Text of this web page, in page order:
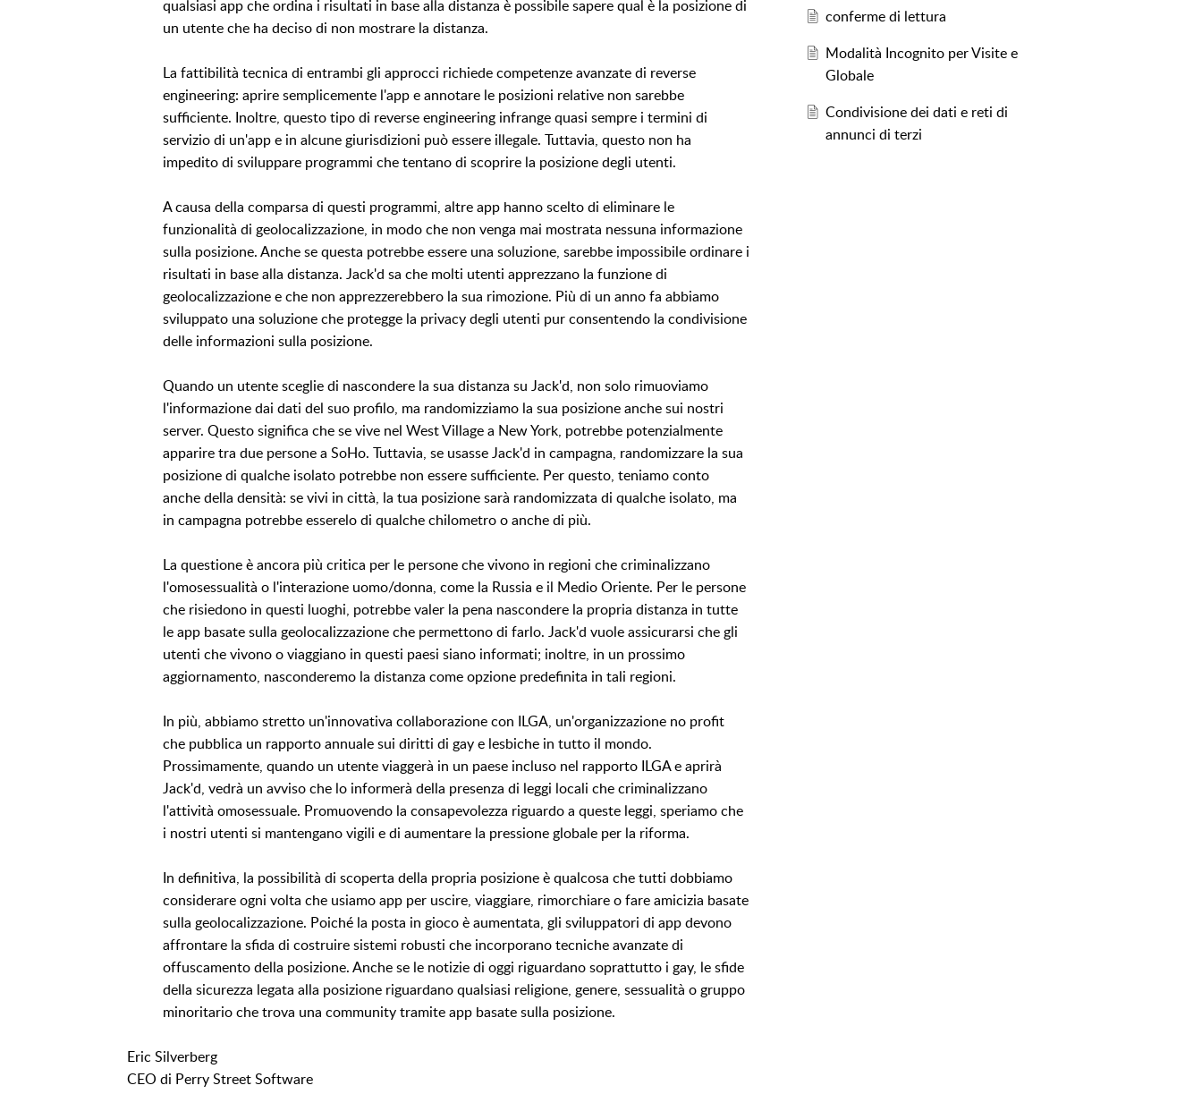
qualsiasi app che ordina i risultati in base alla distanza è possibile sapere qual è la posizione di
un utente che ha deciso di non mostrare la distanza.
La fattibilità tecnica di entrambi gli approcci richiede competenze avanzate di reverse
engineering: aprire semplicemente l'app e annotare le posizioni relative non sarebbe
sufficiente. Inoltre, questo tipo di reverse engineering infrange quasi sempre i termini di
servizio di un'app e in alcune giurisdizioni può essere illegale. Tuttavia, questo non ha
impedito di sviluppare programmi che tentano di scoprire la posizione degli utenti.
A causa della comparsa di questi programmi, altre app hanno scelto di eliminare le
funzionalità di geolocalizzazione, in modo che non venga mai mostrata nessuna informazione
sulla posizione. Anche se questa potrebbe essere una soluzione, sarebbe impossibile ordinare i
risultati in base alla distanza. Jack'd sa che molti utenti apprezzano la funzione di
geolocalizzazione e che non apprezzerebbero la sua rimozione. Più di un anno fa abbiamo
sviluppato una soluzione che protegge la privacy degli utenti pur consentendo la condivisione
delle informazioni sulla posizione.
Quando un utente sceglie di nascondere la sua distanza su Jack'd, non solo rimuoviamo
l'informazione dai dati del suo profilo, ma randomizziamo la sua posizione anche sui nostri
server. Questo significa che se vive nel West Village a New York, potrebbe potenzialmente
apparire tra due persone a SoHo. Tuttavia, se usasse Jack'd in campagna, randomizzare la sua
posizione di qualche isolato potrebbe non essere sufficiente. Per questo, teniamo conto
anche della densità: se vivi in città, la tua posizione sarà randomizzata di qualche isolato, ma
in campagna potrebbe esserelo di qualche chilometro o anche di più.
La questione è ancora più critica per le persone che vivono in regioni che criminalizzano
l'omosessualità o l'interazione uomo/donna, come la Russia e il Medio Oriente. Per le persone
che risiedono in questi luoghi, potrebbe valer la pena nascondere la propria distanza in tutte
le app basate sulla geolocalizzazione che permettono di farlo. Jack'd vuole assicurarsi che gli
utenti che vivono o viaggiano in questi paesi siano informati; inoltre, in un prossimo
aggiornamento, nasconderemo la distanza come opzione predefinita in tali regioni.
In più, abbiamo stretto un'innovativa collaborazione con ILGA, un'organizzazione no profit
che pubblica un rapporto annuale sui diritti di gay e lesbiche in tutto il mondo.
Prossimamente, quando un utente viaggerà in un paese incluso nel rapporto ILGA e aprirà
Jack'd, vedrà un avviso che lo informerà della presenza di leggi locali che criminalizzano
l'attività omosessuale. Promuovendo la consapevolezza riguardo a queste leggi, speriamo che
i nostri utenti si mantengano vigili e di aumentare la pressione globale per la riforma.
In definitiva, la possibilità di scoperta della propria posizione è qualcosa che tutti dobbiamo
considerare ogni volta che usiamo app per uscire, viaggiare, rimorchiare o fare amicizia basate
sulla geolocalizzazione. Poiché la posta in gioco è aumentata, gli sviluppatori di app devono
affrontare la sfida di costruire sistemi robusti che incorporano tecniche avanzate di
offuscamento della posizione. Anche se le notizie di oggi riguardano soprattutto i gay, le sfide
della sicurezza legata alla posizione riguardano qualsiasi religione, genere, sessualità o gruppo
minoritario che trova una community tramite app basate sulla posizione.
Eric Silverberg
CEO di Perry Street Software
conferme di lettura
Modalità Incognito per Visite e
Globale
Condivisione dei dati e reti di
annunci di terzi